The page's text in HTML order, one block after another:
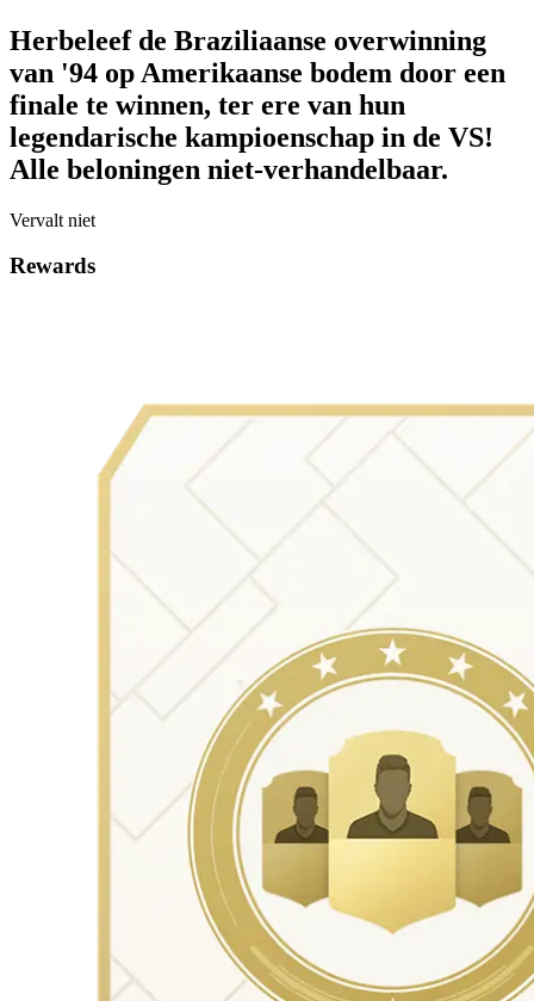
Herbeleef de Braziliaanse overwinning
van '94 op Amerikaanse bodem door een
finale te winnen, ter ere van hun
legendarische kampioenschap in de VS!
Alle beloningen niet-verhandelbaar.
Vervalt niet
Rewards